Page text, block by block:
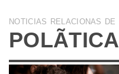
NOTICIAS RELACIONAS DE
POLÃ­TICA